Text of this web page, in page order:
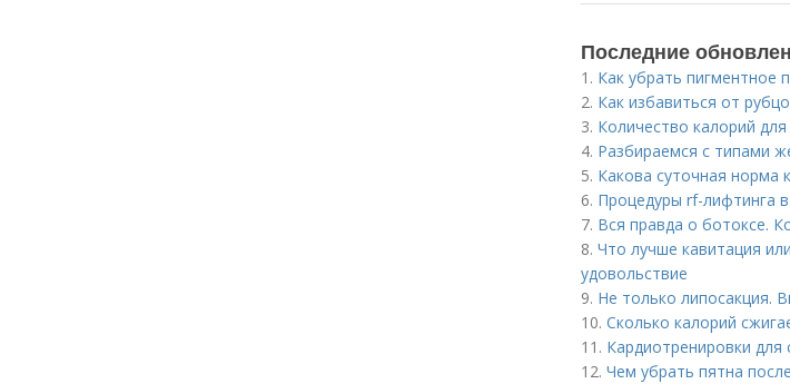
Последние
1. Как убрать пигментное
2. Как избавиться от
3. Количество калорий
4. Разбираемся с типами
5. Какова суточная норма
6. Процедуры rf-лифтинга
7. Вся правда о ботоксе.
8. Что лучше кавитация
удовольствие
9. Не только липосакция.
10. Сколько калорий
11. Кардиотренировки
12. Чем убрать пятна